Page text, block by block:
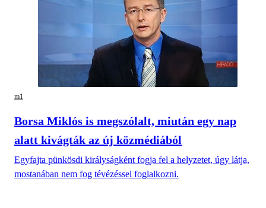
m1
Borsa Miklós is megszólalt, miután egy nap
alatt kivágták az új közmédiából
Egyfajta pünkösdi királyságként fogja fel a helyzetet, úgy látja,
mostanában nem fog tévézéssel foglalkozni.